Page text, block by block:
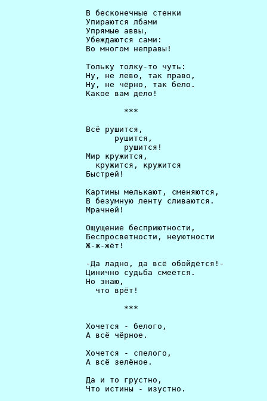
                 В бесконечные стенки
                 Упираются лбами
                 Упрямые аввы,
                 Убеждаются сами:
                 Во многом неправы!
                 Тольку толку-то чуть:
                 Ну, не лево, так право,
                 Ну, не чёрно, так бело.
                 Какое вам дело!
                         ***
                 Всё рушится,
                       рушится,
                         рушится!
                 Мир кружится,
                   кружится, кружится
                 Быстрей!
                 Картины мелькают, сменяются,
                 В безумную ленту сливаются.
                 Мрачней!
                 Ощущение бесприютности,
                 Беспросветности, неуютности
                 Ж-ж-жёт!
                 -Да ладно, да всё обойдётся!-
                 Цинично судьба смеётся.
                 Но знаю,
                   что врёт!
                         ***
                 Хочется - белого,
                 А всё чёрное.
                 Хочется - спелого,
                 А всё зелёное.
                 Да и то грустно,
                 Что истины - изустно.